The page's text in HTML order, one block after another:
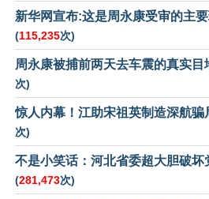
新华网宣布:这是周永康受审的主
(115,235次)
周永康被捕前两天去车震的真实目
次)
惊人内幕！江助宋祖英制造深航骗
次)
不是小笑话：河北省委超大胆破坏
(281,473次)